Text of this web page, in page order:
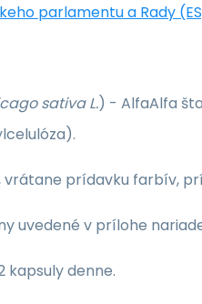
parlamentu a Rady
sativa L.) - AlfaAlfa
prídavku farbív,
uvedené v prílohe
kapsuly denne.